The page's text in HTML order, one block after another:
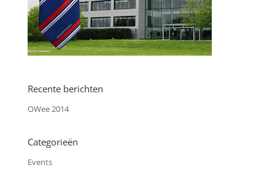
Recente berichten
OWee 2014
Categorieën
Events